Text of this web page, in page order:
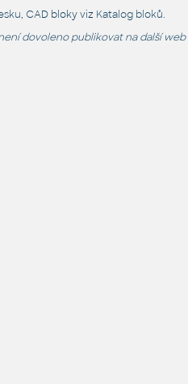
, CAD bloky viz Katalog bloků.
dovoleno publikovat na další